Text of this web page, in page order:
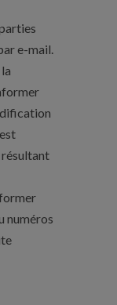
e-mail.
numéros